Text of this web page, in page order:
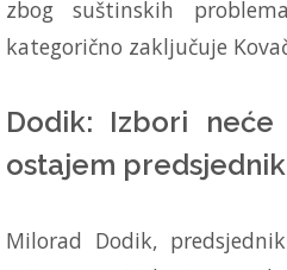
zbog suštinskih
kategorično zaključuje
Dodik: Izbori
ostajem predsjednik
Milorad Dodik,